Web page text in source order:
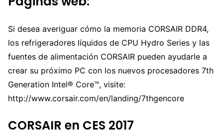
Si desea averiguar cómo la memoria CORSAIR DDR4,
los refrigeradores líquidos de CPU Hydro Series y las
fuentes de alimentación CORSAIR pueden ayudarle a
crear su próximo PC con los nuevos procesadores 7th
Generation Intel® Core™, visite:
http://www.corsair.com/en/landing/7thgencore
CORSAIR en CES 2017